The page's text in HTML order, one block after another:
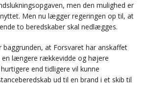
men den mulighed er
Men nu lægger regeringen op til, at
to beredskaber skal nedlægges.
at Forsvaret har anskaffet
en længere rækkevidde og højere
end tidligere vil kunne
ud til en brand i et skib til